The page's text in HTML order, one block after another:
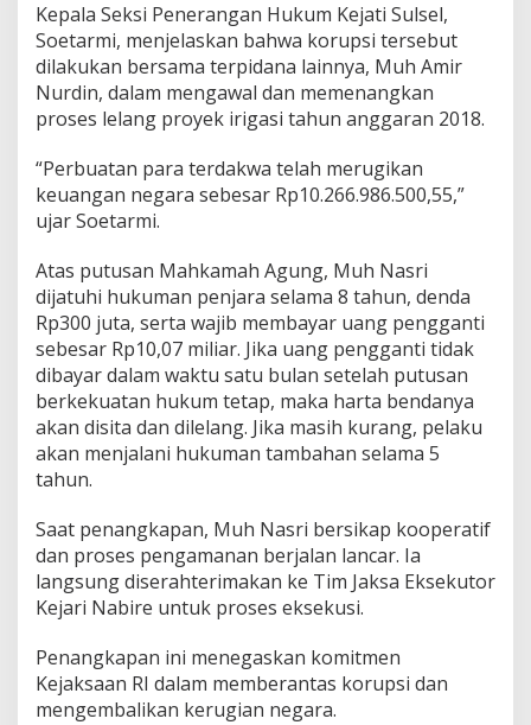
u
p
s
i
R
p
0
M
i
a
r
d
i
N
a
b
r
e
Kepala Seksi Penerangan Hukum Kejati Sulsel,
Soetarmi, menjelaskan bahwa korupsi tersebut
dilakukan bersama terpidana lainnya, Muh Amir
Nurdin, dalam mengawal dan memenangkan
proses lelang proyek irigasi tahun anggaran 2018.
“Perbuatan para terdakwa telah merugikan
keuangan negara sebesar Rp10.266.986.500,55,”
ujar Soetarmi.
Atas putusan Mahkamah Agung, Muh Nasri
dijatuhi hukuman penjara selama 8 tahun, denda
Rp300 juta, serta wajib membayar uang pengganti
sebesar Rp10,07 miliar. Jika uang pengganti tidak
dibayar dalam waktu satu bulan setelah putusan
berkekuatan hukum tetap, maka harta bendanya
akan disita dan dilelang. Jika masih kurang, pelaku
akan menjalani hukuman tambahan selama 5
tahun.
Saat penangkapan, Muh Nasri bersikap kooperatif
dan proses pengamanan berjalan lancar. Ia
langsung diserahterimakan ke Tim Jaksa Eksekutor
Kejari Nabire untuk proses eksekusi.
Penangkapan ini menegaskan komitmen
Kejaksaan RI dalam memberantas korupsi dan
mengembalikan kerugian negara.